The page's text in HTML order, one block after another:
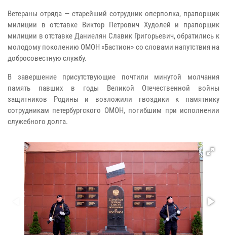
Ветераны отряда — старейший сотрудник оперполка, прапорщик
милиции в отставке Виктор Петрович Худолей и прапорщик
милиции в отставке Даниелян Славик Григорьевич, обратились к
молодому поколению ОМОН «Бастион» со словами напутствия на
добросовестную службу.
В завершение присутствующие почтили минутой молчания
память павших в годы Великой Отечественной войны
защитников Родины и возложили гвоздики к памятнику
сотрудникам петербургского ОМОН, погибшим при исполнении
служебного долга.